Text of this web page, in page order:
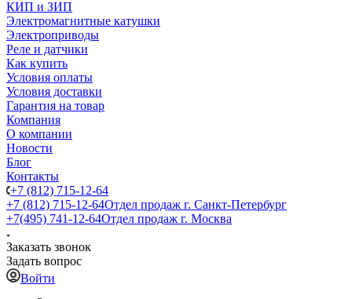
КИП и ЗИП
Электромагнитные катушки
Электроприводы
Реле и датчики
Как купить
Условия оплаты
Условия доставки
Гарантия на товар
Компания
О компании
Новости
Блог
Контакты
+7 (812) 715-12-64
+7 (812) 715-12-64Отдел продаж г. Санкт-Петербург
+7(495) 741-12-64Отдел продаж г. Москва
Заказать звонок
Задать вопрос
Войти